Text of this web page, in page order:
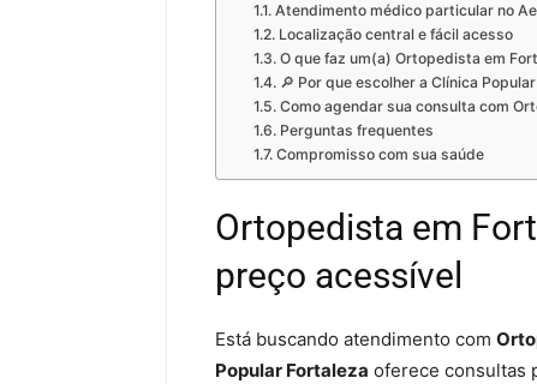
Atendimento médico particular no
Localização central e fácil acesso
O que faz um(a) Ortopedista em
🔎 Por que escolher a Clínica
Como agendar sua consulta com
Perguntas frequentes
Compromisso com sua saúde
Ortopedista em
preço acessível
Está buscando atendimento com
Popular Fortaleza oferece consultas